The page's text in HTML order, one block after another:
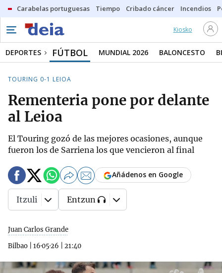
Carabelas portuguesas Tiempo Cribado cáncer Incendios
Kiosko
DEPORTES FÚTBOL MUNDIAL 2026 BALONCESTO
TOURING 0-1 LEIOA
Rementeria pone por delante
al Leioa
El Touring gozó de las mejores ocasiones, aunque
fueron los de Sarriena los que vencieron al final
Juan Carlos Grande
Bilbao
16·05·26 21:40
Añádenos en Google
Itzuli Entzun